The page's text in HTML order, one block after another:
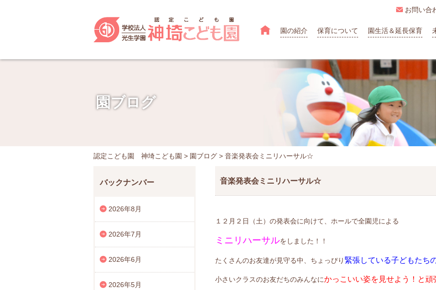
 園の紹介 保育について 園生活＆延長保育
 お問い合
園ブログ
認定こども園 神埼こども園 > 園ブログ > 音楽発表会ミニリハーサル☆
音楽発表会ミニリハーサル☆
１２月２日（土）の発表会に向けて、ホールで全園児による
ミニリハーサルをしました！！
たくさんのお友達が見守る中、ちょっぴり 緊張している子どもたち
小さいクラスのお友だちのみんなにかっこいい姿を見せよう！と頑
バックナンバー
2026年8月
2026年7月
2026年6月
2026年5月